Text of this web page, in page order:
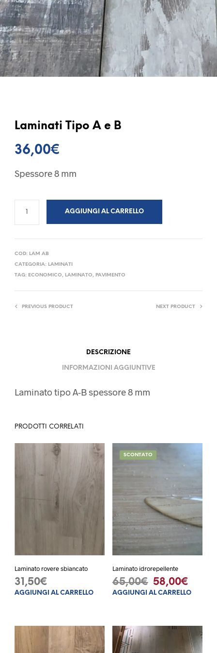
Laminati Tipo A e B
36,00€
Spessore 8 mm
AGGIUNGI AL CARRELLO
COD: LAM AB
CATEGORIA: LAMINATI
TAG: ECONOMICO, LAMINATO, PAVIMENTO
PREVIOUS PRODUCT NEXT PRODUCT
DESCRIZIONE
INFORMAZIONI AGGIUNTIVE
Laminato tipo A-B spessore 8 mm
PRODOTTI CORRELATI
Laminato rovere sbiancato
31,50€
AGGIUNGI AL CARRELLO
SCONTATO
Laminato idrorepellente
65,00€ Il
prezzo
era:
65,00€.
58,00€Il
è:
AGGIUNGI AL CARRELLO